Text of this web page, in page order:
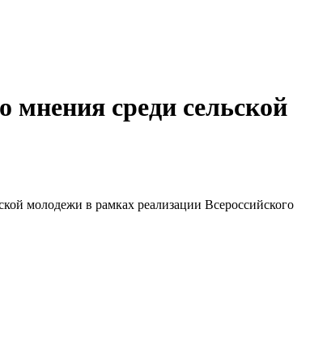
среди сельской
молодежи в рамках реализации Всероссийского